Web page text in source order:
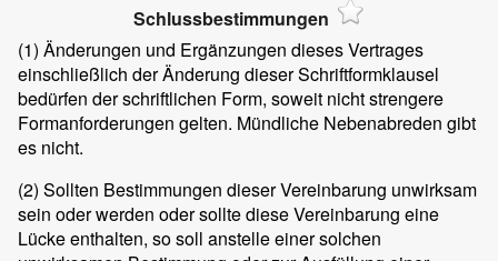
Schlussbestimmungen
(1) Änderungen und Ergänzungen dieses Vertrages
einschließlich der Änderung dieser Schriftformklausel
bedürfen der schriftlichen Form, soweit nicht strengere
Formanforderungen gelten. Mündliche Nebenabreden gibt
es nicht.
(2) Sollten Bestimmungen dieser Vereinbarung unwirksam
sein oder werden oder sollte diese Vereinbarung eine
Lücke enthalten, so soll anstelle einer solchen